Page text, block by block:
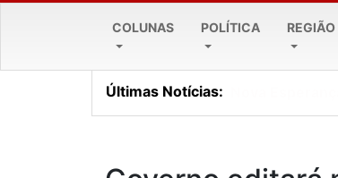
COLUNAS POLÍTICA REGIÃO
Últimas Notícias: